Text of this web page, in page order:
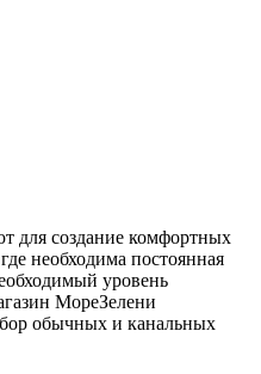
для создание комфортных
необходима постоянная
уровень
МореЗелени
обычных и канальных